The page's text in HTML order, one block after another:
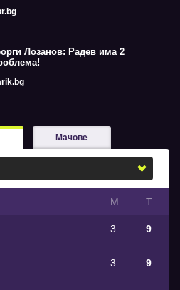
Лозанов: Радев има 2
Мачове
М Т
3 9
3 9